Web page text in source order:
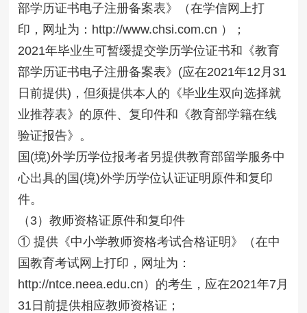
部学历证书电子注册备案表》（在学信网上打
印，网址为：http://www.chsi.com.cn ）；
2021年毕业生可暂缓提交学历学位证书和《教育
部学历证书电子注册备案表》(应在2021年12月31
日前提供)，但须提供本人的《毕业生双向选择就
业推荐表》的原件、复印件和《教育部学籍在线
验证报告》。
国(境)外学历学位报考者另提供教育部留学服务中
心出具的国(境)外学历学位认证证明原件和复印
件。
（3）教师资格证原件和复印件
① 提供《中小学教师资格考试合格证明》（在中
国教育考试网上打印，网址为：
http://ntce.neea.edu.cn）的考生，应在2021年7月
31日前提供相应教师资格证；